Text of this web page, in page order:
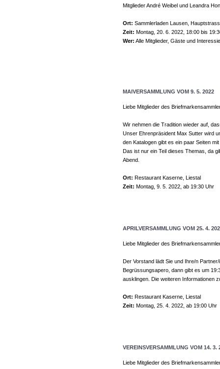
Mitglieder André Weibel und Leandra
Ort: Sammlerladen Lausen,
Zeit: Montag, 20. 6. 2022, 18:00 bis
Wer: Alle Mitglieder, Gäste und
MAIVERSAMMLUNG VOM 9. 5. 2022
Liebe Mitglieder des
Wir nehmen die Tradition wieder auf,
Unser Ehrenpräsident Max Sutter wird
den Katalogen gibt es ein paar Seiten
Das ist nur ein Teil dieses Themas, da
Abend.
Ort: Restaurant Kaserne, Liestal
Zeit: Montag, 9. 5. 2022, ab 19:30 Uhr
APRILVERSAMMLUNG VOM 25. 4.
Liebe Mitglieder des
Der Vorstand lädt Sie und Ihre/n
Begrüssungsapero, dann gibt es um
ausklingen. Die weiteren Informationen
Ort: Restaurant Kaserne, Liestal
Zeit: Montag, 25. 4. 2022, ab 19:00 Uhr
VEREINSVERSAMMLUNG VOM 14. 3.
Liebe Mitglieder des